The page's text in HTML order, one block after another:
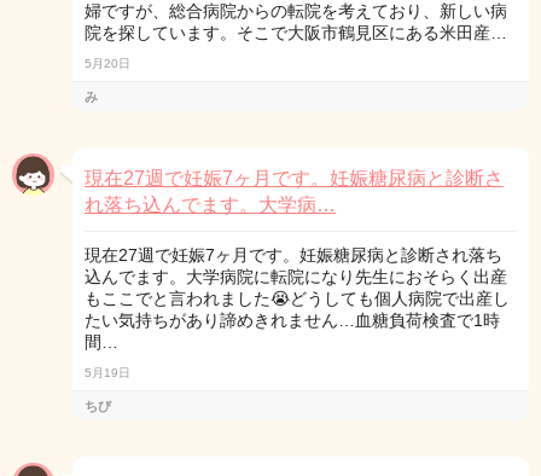
婦ですが、総合病院からの転院を考えており、新しい病
院を探しています。そこで大阪市鶴見区にある米田産…
5月20日
み
現在27週で妊娠7ヶ月です。妊娠糖尿病と診断さ
れ落ち込んでます。大学病…
現在27週で妊娠7ヶ月です。妊娠糖尿病と診断され落ち
込んでます。大学病院に転院になり先生におそらく出産
もここでと言われました😭どうしても個人病院で出産し
たい気持ちがあり諦めきれません…血糖負荷検査で1時
間…
5月19日
ちび